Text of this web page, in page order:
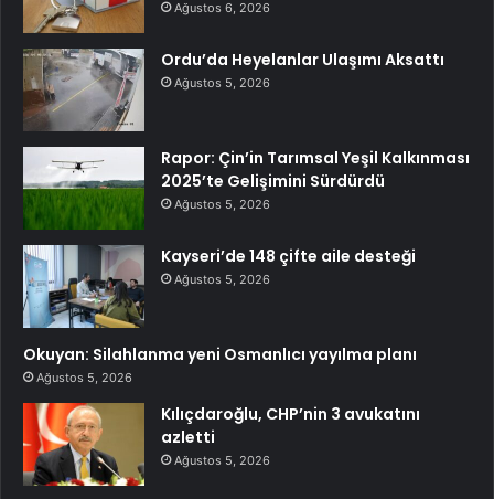
Ağustos 6, 2026
Ordu’da Heyelanlar Ulaşımı Aksattı
Ağustos 5, 2026
Rapor: Çin’in Tarımsal Yeşil Kalkınması
2025’te Gelişimini Sürdürdü
Ağustos 5, 2026
Kayseri’de 148 çifte aile desteği
Ağustos 5, 2026
Okuyan: Silahlanma yeni Osmanlıcı yayılma planı
Ağustos 5, 2026
Kılıçdaroğlu, CHP’nin 3 avukatını
azletti
Ağustos 5, 2026